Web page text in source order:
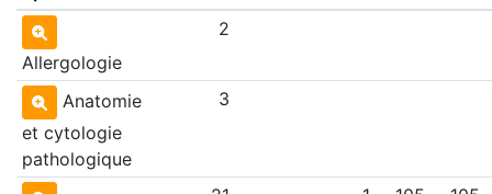
Allergologie
2
Anatomie
et cytologie
pathologique
3